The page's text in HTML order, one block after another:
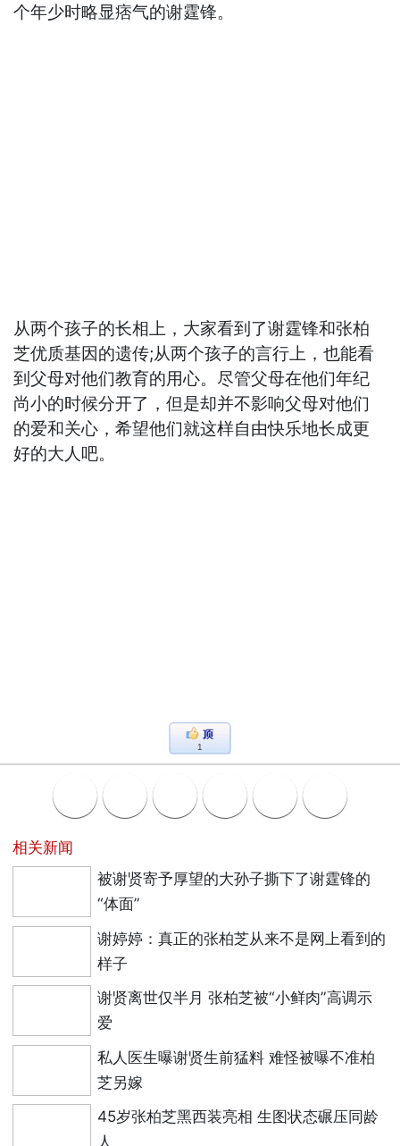
个年少时略显痞气的谢霆锋。
从两个孩子的长相上，大家看到了谢霆锋和张柏
芝优质基因的遗传;从两个孩子的言行上，也能看
到父母对他们教育的用心。尽管父母在他们年纪
尚小的时候分开了，但是却并不影响父母对他们
的爱和关心，希望他们就这样自由快乐地长成更
好的大人吧。
1
相关新闻
被谢贤寄予厚望的大孙子撕下了谢霆锋的
“体面”
谢婷婷：真正的张柏芝从来不是网上看到的
样子
谢贤离世仅半月 张柏芝被“小鲜肉”高调示
爱
私人医生曝谢贤生前猛料 难怪被曝不准柏
芝另嫁
45岁张柏芝黑西装亮相 生图状态碾压同龄
人